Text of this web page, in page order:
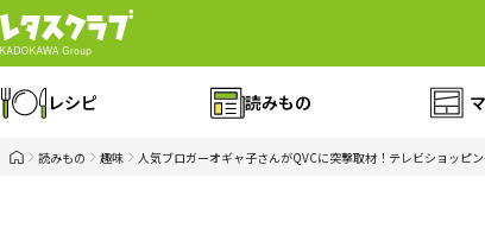
レシピ 読みもの
読みもの 趣味 人気ブロガーオギャ子さんがQVCに突撃取材！テレビショッピ